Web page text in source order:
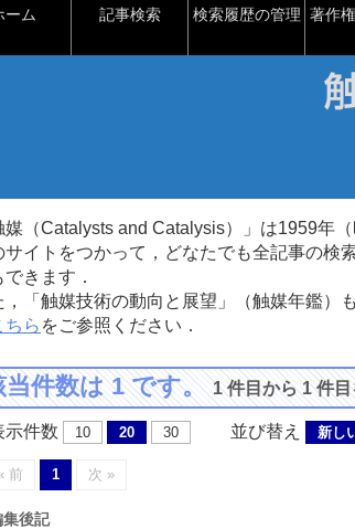
ーム 記事検索 検索履歴の管理 著作
媒（Catalysts and Catalysis）」は1959年
サイトをつかって，どなたでも全記事の検
できます．
，「触媒技術の動向と展望」（触媒年鑑）
ちら をご参照ください．
当件数は 1 です。1 件目から 1 件
示件数 10 20 30 並び替え 新し
前 1 次 »
集後記